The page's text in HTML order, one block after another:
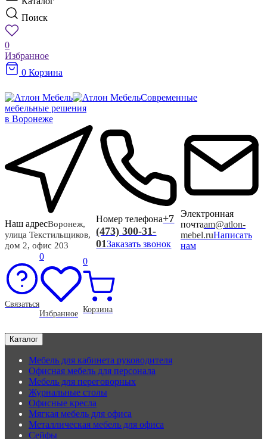
Поиск
0
Избранное
0 Корзина
Современные
мебельные решения
в Воронеже
Наш адресВоронеж,
улица Текстильщиков,
дом 2, офис 203
Номер телефона+7
(473) 300-31-
01Заказать звонок
Электронная
почтаam@atlon-
mebel.ruНаписать
нам
Связаться
0
Избранное
0
Корзина
Каталог
Мебель для кабинета руководителя
Офисная мебель для персонала
Мебель для переговорных
Журнальные столы
Офисные кресла
Мягкая мебель для офиса
Металлическая мебель для офиса
Сейфы